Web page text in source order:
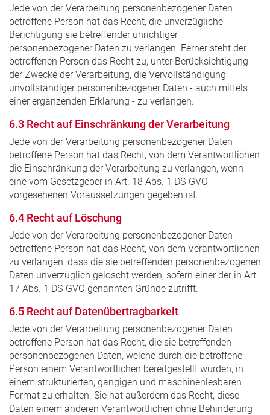
Jede von der Verarbeitung personenbezogener Daten
betroffene Person hat das Recht, die unverzügliche
Berichtigung sie betreffender unrichtiger
personenbezogener Daten zu verlangen. Ferner steht der
betroffenen Person das Recht zu, unter Berücksichtigung
der Zwecke der Verarbeitung, die Vervollständigung
unvollständiger personenbezogener Daten - auch mittels
einer ergänzenden Erklärung - zu verlangen.
6.3 Recht auf Einschränkung der Verarbeitung
Jede von der Verarbeitung personenbezogener Daten
betroffene Person hat das Recht, von dem Verantwortlichen
die Einschränkung der Verarbeitung zu verlangen, wenn
eine vom Gesetzgeber in Art. 18 Abs. 1 DS-GVO
vorgesehenen Voraussetzungen gegeben ist.
6.4 Recht auf Löschung
Jede von der Verarbeitung personenbezogener Daten
betroffene Person hat das Recht, von dem Verantwortlichen
zu verlangen, dass die sie betreffenden personenbezogenen
Daten unverzüglich gelöscht werden, sofern einer der in Art.
17 Abs. 1 DS-GVO genannten Gründe zutrifft.
6.5 Recht auf Datenübertragbarkeit
Jede von der Verarbeitung personenbezogener Daten
betroffene Person hat das Recht, die sie betreffenden
personenbezogenen Daten, welche durch die betroffene
Person einem Verantwortlichen bereitgestellt wurden, in
einem strukturierten, gängigen und maschinenlesbaren
Format zu erhalten. Sie hat außerdem das Recht, diese
Daten einem anderen Verantwortlichen ohne Behinderung